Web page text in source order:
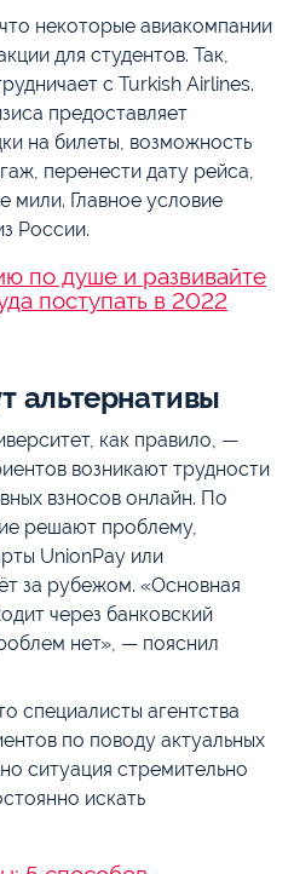
некоторые авиакомпании
для студентов. Так,
с Turkish Airlines.
предоставляет
на билеты, возможность
перенести дату рейса,
мили. Главное условие
России.
по душе и развивайте
поступать в 2022
альтернативы
как правило, —
возникают трудности
взносов онлайн. По
решают проблему,
UnionPay или
за рубежом. «Основная
через банковский
нет», — пояснил
специалисты агентства
по поводу актуальных
ситуация стремительно
искать